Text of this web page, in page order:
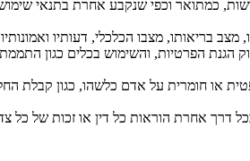
כמתואר וכפי שנקבע אחרת בתנאי
בריאותו, מצבו הכלכלי, דעותיו
הפרטיות, והשימוש בכלים כגון
או חומרית על אדם כלשהו, כגון קבלת
דרך אחרת הוראות כל דין או זכות של כל